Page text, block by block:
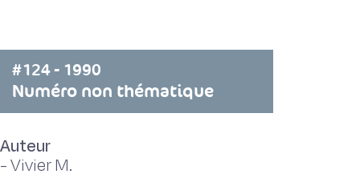
#124 - 1990
Numéro non thématique
Auteur
-Vivier M.